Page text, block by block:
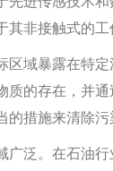
其非接触式的
区域暴露在特
质的存在，并
措施来清除污
。在石油行